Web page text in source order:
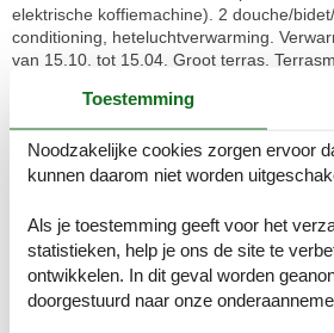
elektrische koffiemachine). 2 douche/
conditioning, heteluchtverwarming.
van 15.10. tot 15.04. Groot terras.
wasmachine, strijkijzer, kinderbed,
gratis). Parkeerplaats. Maximaal 1 klein
Privé ingang, rookmelders, brandblusser.
Gerani", van 3 verdiepingen, omgeven
appartementen in de woning. 2 km van
15 km van het centrum van Genova,
ligging tegen een helling, 400 m van zee.
tub. Supermarkt 2 km, winkelcentrum 2
Toestemming
Noodzakelijke cookies zorgen ervoor
kunnen daarom niet worden
Als je toestemming geeft voor het
statistieken, help je ons de site te
ontwikkelen. In dit geval worden
doorgestuurd naar onze